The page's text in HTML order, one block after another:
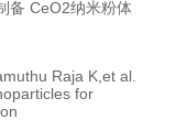
备 CeO2纳米粉体
Raja K,et al.
for